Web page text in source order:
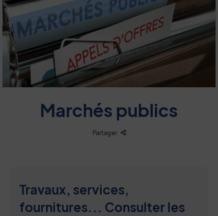
Marchés publics
Partager Liste des liens de partage
Travaux, services,
fournitures... Consulter les